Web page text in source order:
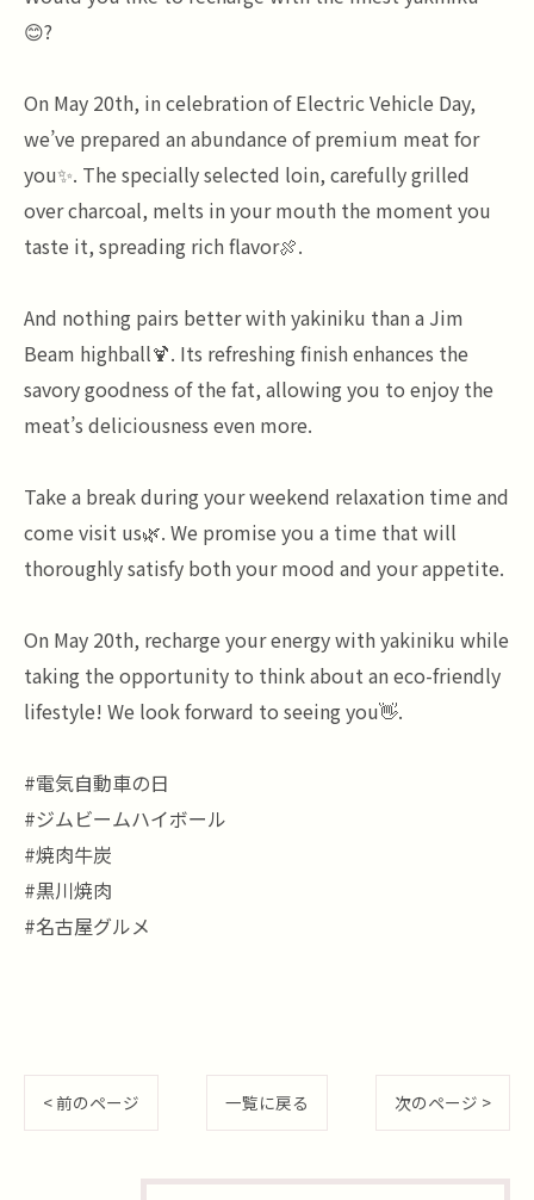
😊?
On May 20th, in celebration of Electric Vehicle Day,
we’ve prepared an abundance of premium meat for
you✨. The specially selected loin, carefully grilled
over charcoal, melts in your mouth the moment you
taste it, spreading rich flavor🍖.
And nothing pairs better with yakiniku than a Jim
Beam highball🍹. Its refreshing finish enhances the
savory goodness of the fat, allowing you to enjoy the
meat’s deliciousness even more.
Take a break during your weekend relaxation time and
come visit us🌿. We promise you a time that will
thoroughly satisfy both your mood and your appetite.
On May 20th, recharge your energy with yakiniku while
taking the opportunity to think about an eco-friendly
lifestyle! We look forward to seeing you👋.
#電気自動車の日
#ジムビームハイボール
#焼肉牛炭
#黒川焼肉
#名古屋グルメ
< 前のページ 一覧に戻る 次のページ >